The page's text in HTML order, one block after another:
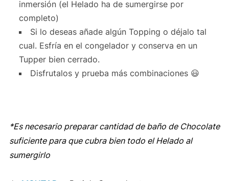
inmersión (el Helado ha de sumergirse por
completo)
Si lo deseas añade algún Topping o déjalo tal
cual. Esfría en el congelador y conserva en un
Tupper bien cerrado.
Disfrutalos y prueba más combinaciones 😃
*Es necesario preparar cantidad de baño de Chocolate
suficiente para que cubra bien todo el Helado al
sumergirlo